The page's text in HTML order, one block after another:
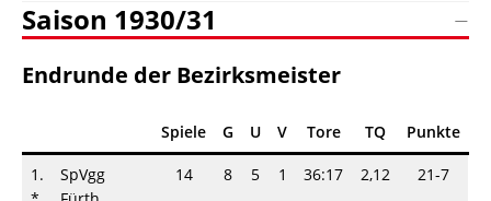
Saison 1930/31
Endrunde der Bezirksmeister
Spiele G U V Tore TQ Punkte
1.
SpVgg
14 8 5 1 36:17 2,12 21-7